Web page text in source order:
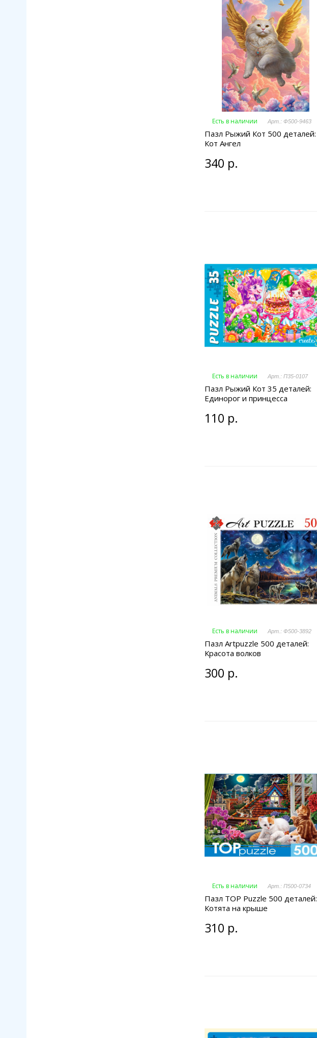
Есть в наличии Арт.: Ф500-9463
Пазл Рыжий Кот 500 деталей:
Кот Ангел
340 р.
Есть в наличии Арт.: П35-0107
Пазл Рыжий Кот 35 деталей:
Единорог и принцесса
110 р.
Есть в наличии Арт.: Ф500-3892
Пазл Artpuzzle 500 деталей:
Красота волков
300 р.
Есть в наличии Арт.: П500-0734
Пазл TOP Puzzle 500 деталей:
Котята на крыше
310 р.